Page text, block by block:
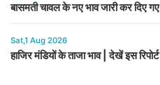
बासमती चावल के नए भाव जारी कर दिए
Sat,1 Aug 2026
हाजिर मंडियों के ताजा भाव | देखें इस